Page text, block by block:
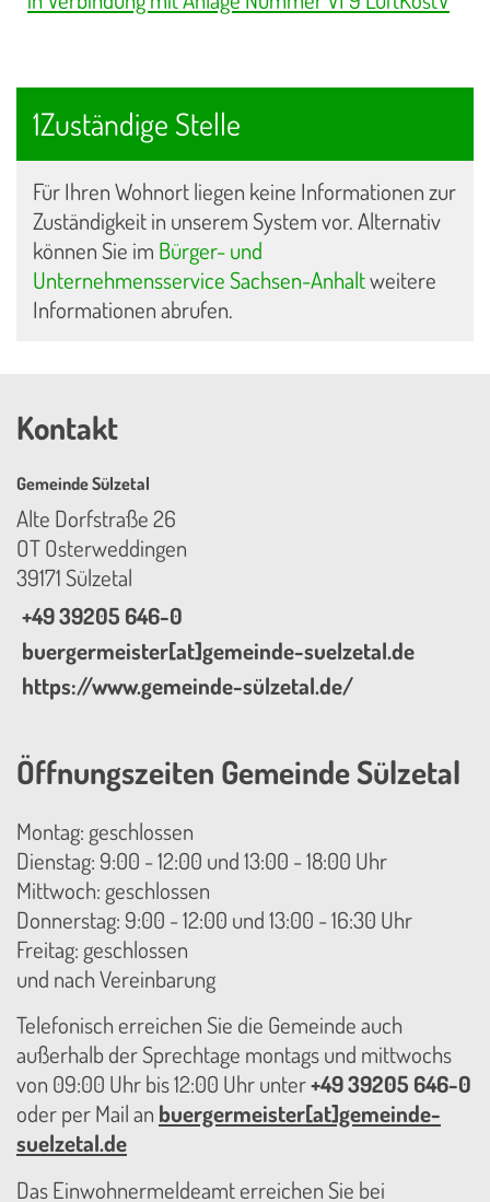
1Zuständige Stelle
Für Ihren Wohnort liegen keine Informationen zur
Zuständigkeit in unserem System vor. Alternativ
können Sie im Bürger- und
Unternehmensservice Sachsen-Anhaltweitere
Informationen abrufen.
Kontakt
Gemeinde Sülzetal
Alte Dorfstraße 26
OT Osterweddingen
39171 Sülzetal
+49 39205 646-0
buergermeister[at]gemeinde-suelzetal.de
https://www.gemeinde-sülzetal.de/
Öffnungszeiten Gemeinde Sülzetal
Montag: geschlossen
Dienstag: 9:00 - 12:00 und 13:00 - 18:00 Uhr
Mittwoch: geschlossen
Donnerstag: 9:00 - 12:00 und 13:00 - 16:30 Uhr
Freitag: geschlossen
und nach Vereinbarung
Telefonisch erreichen Sie die Gemeinde auch
außerhalb der Sprechtage montags und mittwochs
von 09:00 Uhr bis 12:00 Uhr unter+49 39205 646-0
oder per Mail an buergermeister[at]gemeinde-
suelzetal.de
Das Einwohnermeldeamt erreichen Sie bei